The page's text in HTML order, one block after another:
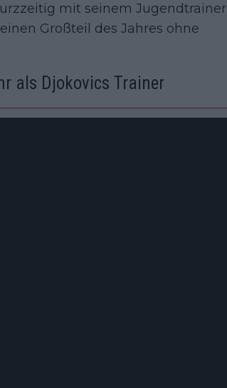
mit seinem Jugendtrainer
Großteil des Jahres ohne
als Djokovics Trainer